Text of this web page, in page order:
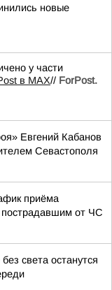
новые
у части
в MAX// ForPost.
Евгений Кабанов
Севастополя
приёма
от ЧС
света останутся